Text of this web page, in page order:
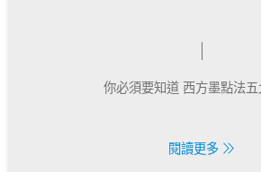
你必須要知道 西方墨點法五
閱讀更多